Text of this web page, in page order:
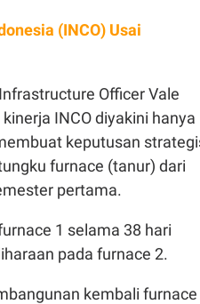
(INCO) Usai
Officer Vale
INCO diyakini hanya
keputusan
furnace (tanur) dari
pertama.
1 selama 38 hari
pada furnace 2.
kembali furnace